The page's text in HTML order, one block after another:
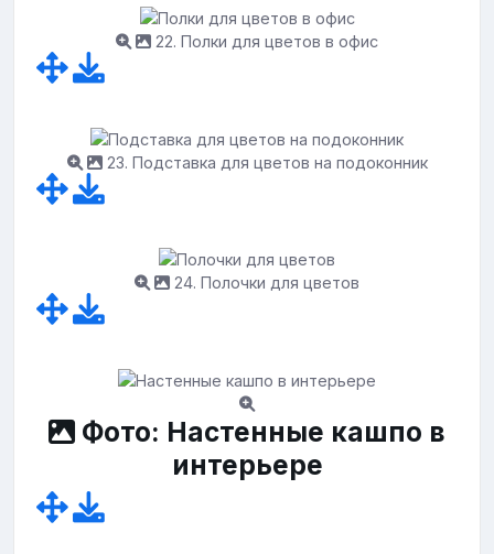
22. Полки для цветов в офис
23. Подставка для цветов на подоконник
24. Полочки для цветов
Фото: Настенные кашпо в
интерьере